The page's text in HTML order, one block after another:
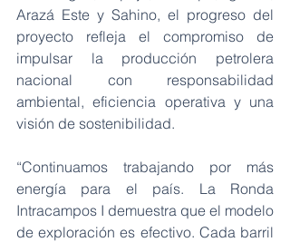
Arazá Este y Sahino, el progreso del
proyecto refleja el compromiso de
impulsar la producción petrolera
nacional con responsabilidad
ambiental, eficiencia operativa y una
visión de sostenibilidad.
“Continuamos trabajando por más
energía para el país. La Ronda
Intracampos I demuestra que el modelo
de exploración es efectivo. Cada barril